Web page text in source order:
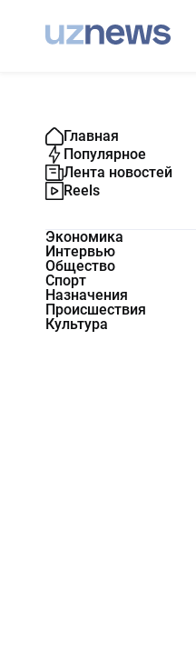
Главная
Популярное
Лента новостей
Reels
Экономика
Интервью
Общество
Спорт
Назначения
Происшествия
Культура